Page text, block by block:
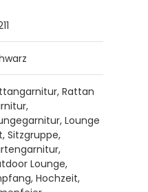
Rattan
Lounge
Sitzgruppe,
Lounge,
Hochzeit,